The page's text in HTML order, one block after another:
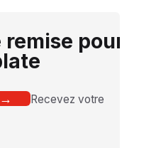
remise pour
→
Recevez votre